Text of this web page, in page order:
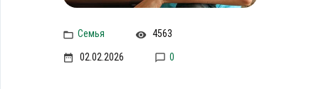
Семья 4563
02.02.2026 0